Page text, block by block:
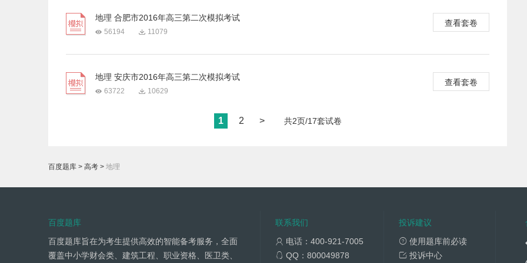
地理 合肥市2016年高三第二次模拟考试
56194 11079
查看套卷
地理 安庆市2016年高三第二次模拟考试
63722 10629
查看套卷
1 2 > 共2页/17套试卷
百度题库 > 高考 > 地理
百度题库
百度题库旨在为考生提供高效的智能备考服务，全面
覆盖中小学财会类、建筑工程、职业资格、医卫类、
联系我们
电话：400-921-7005
QQ：800049878
投诉建议
使用题库前必读
投诉中心